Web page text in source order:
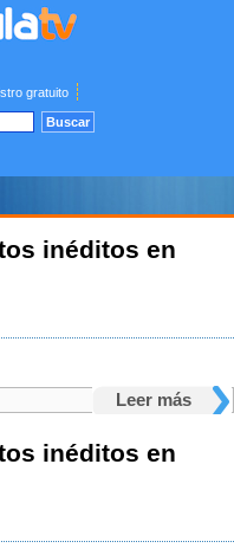
gratuito
inéditos en
Leer más
inéditos en